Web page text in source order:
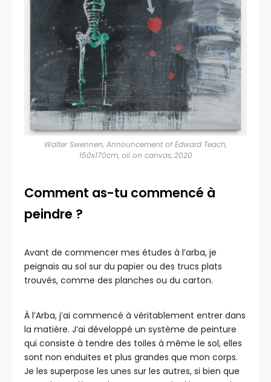
Walter Swennen, Announcement of Edward Teach,
150x170cm,oil on canvas,2020
Comment as-tu commencé à
peindre ?
Avant de commencer mes études à l’arba, je
peignais au sol sur du papier ou des trucs plats
trouvés, comme des planches ou du carton.
À l’Arba, j’ai commencé à véritablement entrer dans
la matière. J’ai développé un système de peinture
qui consiste à tendre des toiles à même le sol, elles
sont non enduites et plus grandes que mon corps.
Je les superpose les unes sur les autres, si bien que